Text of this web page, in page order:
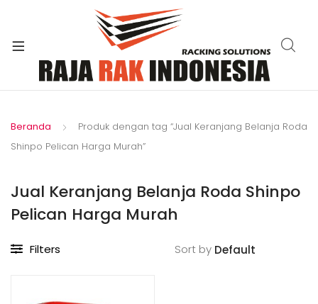
Beranda
Produk dengan tag “Jual Keranjang Belanja Roda
Shinpo Pelican Harga Murah”
Jual Keranjang Belanja Roda Shinpo
Pelican Harga Murah
Filters Sort by